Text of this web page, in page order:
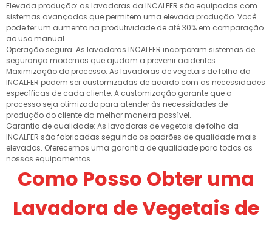
Elevada produção: as lavadoras da INCALFER são equipadas com
sistemas avançados que permitem uma elevada produção. Você
pode ter um aumento na produtividade de até 30% em comparação
ao uso manual.
Operação segura: As lavadoras INCALFER incorporam sistemas de
segurança modernos que ajudam a prevenir acidentes.
Maximização do processo: As lavadoras de vegetais de folha da
INCALFER podem ser customizadas de acordo com as necessidades
específicas de cada cliente. A customização garante que o
processo seja otimizado para atender às necessidades de
produção do cliente da melhor maneira possível.
Garantia de qualidade: As lavadoras de vegetais de folha da
INCALFER são fabricadas seguindo os padrões de qualidade mais
elevados. Oferecemos uma garantia de qualidade para todos os
nossos equipamentos.
Como Posso Obter uma
Lavadora de Vegetais de